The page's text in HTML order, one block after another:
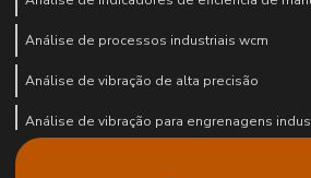
Análise de processos industriais wcm
Análise de vibração de alta precisão
Análise de vibração para engrenagens